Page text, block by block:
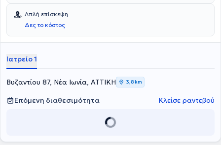
Απλή επίσκεψη
Δες το κόστος
Ιατρείο 1
Βυζαντίου 87, Νέα Ιωνία, ΑΤΤΙΚΗ 3,8 km
Επόμενη διαθεσιμότητα Κλείσε ραντεβού